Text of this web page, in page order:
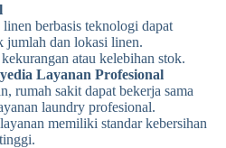
linen berbasis teknologi dapat
jumlah dan lokasi linen.
atau kelebihan stok.
Layanan Profesional
rumah sakit dapat bekerja sama
laundry profesional.
memiliki standar kebersihan